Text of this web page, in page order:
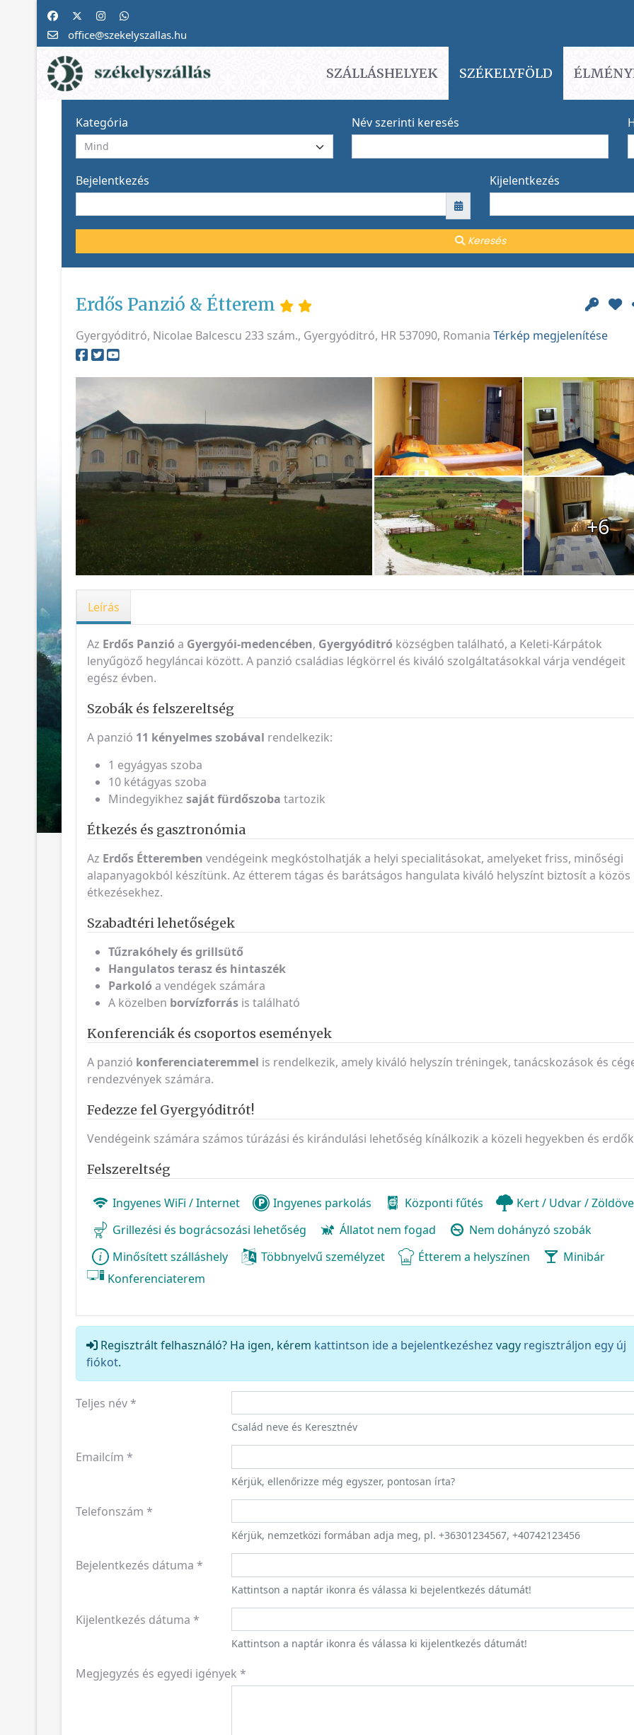
office@szekelyszallas.hu
SZÁLLÁSHELYEK SZÉKELYFÖLD
Kategória Név szerinti keresés
Bejelentkezés Kijelentkezés
Keresés
Erdős Panzió & Étterem
Gyergyóditró, Nicolae Balcescu 233 szám., Gyergyóditró, HR 537090, Romania Térkép megjelenítése
+6
Leírás
Az Erdős Panzió a Gyergyói-medencében, Gyergyóditró községben található, a Keleti-Kárpátok
lenyűgöző hegyláncai között. A panzió családias légkörrel és kiváló szolgáltatásokkal várja vendégeit
egész évben.
Szobák és felszereltség
A panzió 11 kényelmes szobával rendelkezik:
1 egyágyas szoba
10 kétágyas szoba
Mindegyikhez saját fürdőszoba tartozik
Étkezés és gasztronómia
Az Erdős Étteremben vendégeink megkóstolhatják a helyi specialitásokat, amelyeket friss, minőségi
alapanyagokból készítünk. Az étterem tágas és barátságos hangulata kiváló helyszínt biztosít a közös
étkezésekhez.
Szabadtéri lehetőségek
Tűzrakóhely és grillsütő
Hangulatos terasz és hintaszék
Parkoló a vendégek számára
A közelben borvízforrás is található
Konferenciák és csoportos események
A panzió konferenciateremmel is rendelkezik, amely kiváló helyszín tréningek, tanácskozások és
rendezvények számára.
Fedezze fel Gyergyóditrót!
Vendégeink számára számos túrázási és kirándulási lehetőség kínálkozik a közeli hegyekben és
Felszereltség
Ingyenes WiFi / Internet Ingyenes parkolás Központi fűtés
Kert / Udvar /
Grillezési és bográcsozási lehetőség
Állatot nem fogad
Nem dohányzó szobák
Minősített szálláshely
Többnyelvű személyzet Étterem a helyszínen
Minibár
Konferenciaterem
Regisztrált felhasználó? Ha igen, kérem kattintson ide a bejelentkezéshez vagy regisztráljon egy új
fiókot.
Teljes név*
Család neve és Keresztnév
Emailcím *
Kérjük, ellenőrizze még egyszer, pontosan írta?
Telefonszám *
Kérjük, nemzetközi formában adja meg, pl. +36301234567, +40742123456
Bejelentkezés dátuma *
Kattintson a naptár ikonra és válassa ki bejelentkezés dátumát!
Kijelentkezés dátuma *
Kattintson a naptár ikonra és válassa ki kijelentkezés dátumát!
Megjegyzés és egyedi igények *